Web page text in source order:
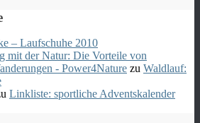
– Laufschuhe 2010
mit der Natur: Die Vorteile von
- Power4Nature zu Waldlauf:
Linkliste: sportliche Adventskalender